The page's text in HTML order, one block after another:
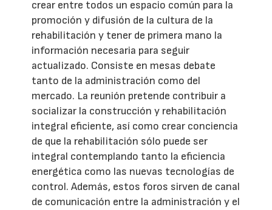
crear entre todos un espacio común para la
promoción y difusión de la cultura de la
rehabilitación y tener de primera mano la
información necesaria para seguir
actualizado. Consiste en mesas debate
tanto de la administración como del
mercado. La reunión pretende contribuir a
socializar la construcción y rehabilitación
integral eficiente, así como crear conciencia
de que la rehabilitación sólo puede ser
integral contemplando tanto la eficiencia
energética como las nuevas tecnologías de
control. Además, estos foros sirven de canal
de comunicación entre la administración y el